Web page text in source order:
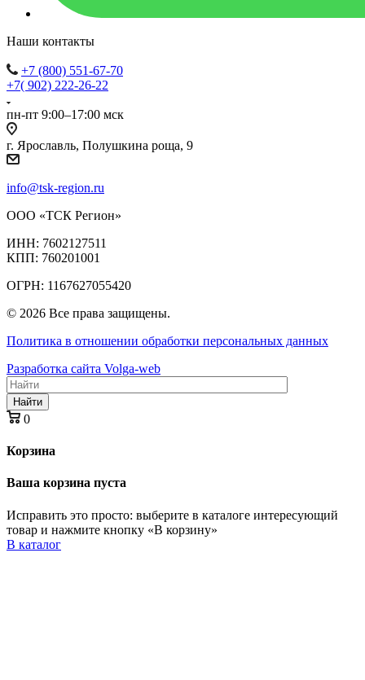
Наши контакты
+7 (800) 551-67-70
+7( 902) 222-26-22
пн-пт 9:00–17:00 мск
г. Ярославль, Полушкина роща, 9
info@tsk-region.ru
ООО «ТСК Регион»
ИНН: 7602127511
КПП: 760201001
ОГРН: 1167627055420
© 2026 Все права защищены.
Политика в отношении обработки персональных данных
Разработка сайта Volga-web
Найти
0
Корзина
Ваша корзина пуста
Исправить это просто: выберите в каталоге интересующий
товар и нажмите кнопку «В корзину»
В каталог